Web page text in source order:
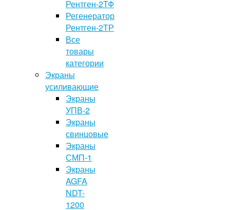
Рентген-2ТФ
Регенератор
Рентген-2ТР
Все
товары
категории
Экраны
усиливающие
Экраны
УПВ-2
Экраны
свинцовые
Экраны
СМП-1
Экраны
AGFA
NDT-
1200